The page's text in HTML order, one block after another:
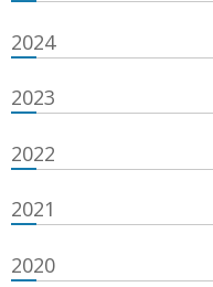
2024
2023
2022
2021
2020